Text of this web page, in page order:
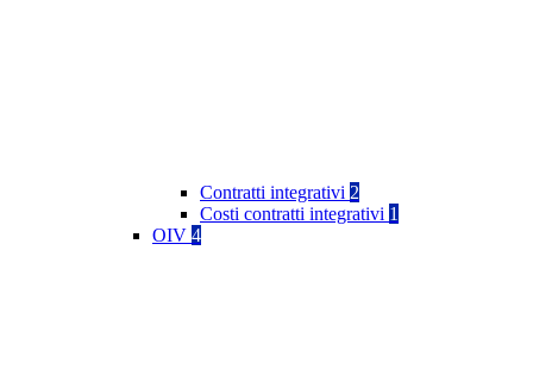
Contratti integrativi 2
Costi contratti integrativi 1
OIV 4